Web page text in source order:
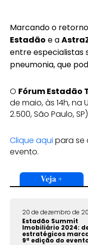
Marcando o
Estadão e a
entre especialistas
pneumonia, que
O Fórum Estadão
de maio, às 14h, na
2.500, São Paulo,
Clique aqui para se
evento.
Veja +
20 de dezembro de
Estadão Summit
Imobiliário 2024:
estratégicos
9ª edição do